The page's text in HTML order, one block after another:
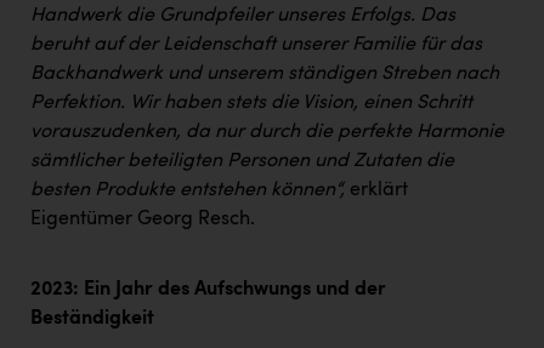
Kremsmüller Anlagenbau GmbH
Maximarkt
Oldtimer Raststationen und Motorhotels
Österreichischer Kachelofenverband
Orlen
Passage Linz
PEZ
PÜSPÖK
Handwerk die Grundpfeiler unseres Erfolgs. Das
beruht auf der Leidenschaft unserer Familie für das
Backhandwerk und unserem ständigen Streben nach
Perfektion. Wir haben stets die Vision, einen Schritt
vorauszudenken, da nur durch die perfekte Harmonie
sämtlicher beteiligten Personen und Zutaten die
besten Produkte entstehen können“, erklärt
Eigentümer Georg Resch.
2023: Ein Jahr des Aufschwungs und der
Beständigkeit